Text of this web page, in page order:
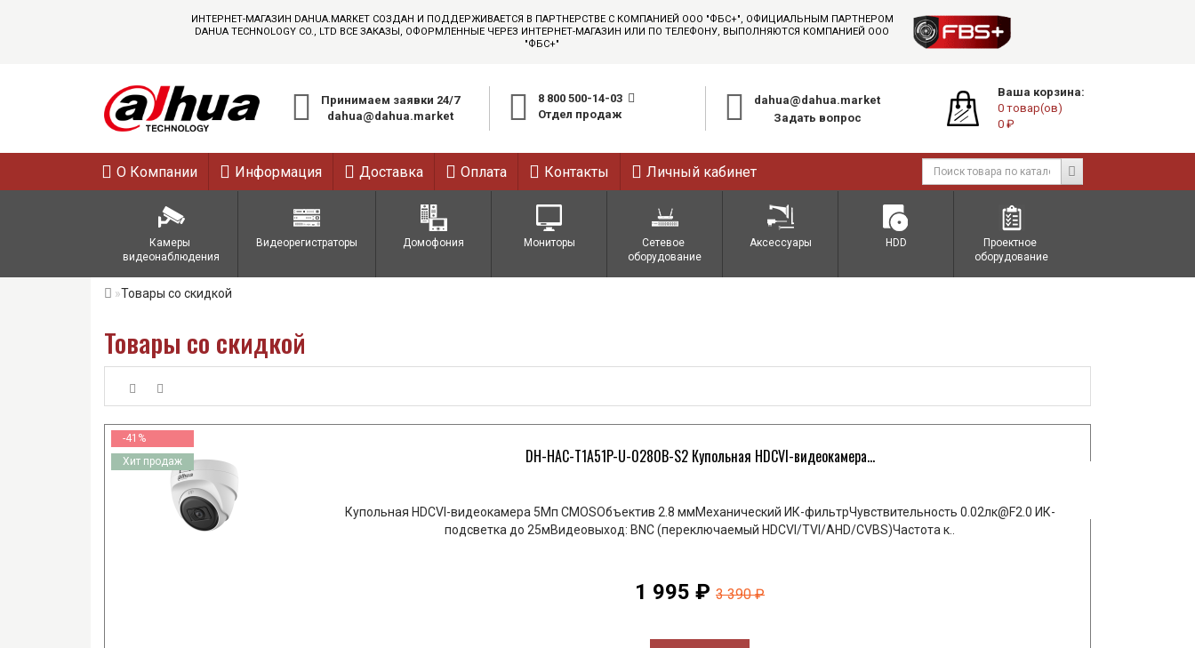
ИНТЕРНЕТ-МАГАЗИН DAHUA.MARKET СОЗДАН И ПОДДЕРЖИВАЕТСЯ В ПАРТНЕРСТВЕ С КОМПАНИЕЙ ООО "ФБС+", ОФИЦИАЛЬНЫМ ПАРТНЕРОМ
DAHUA TECHNOLOGY CO., LTD ВСЕ ЗАКАЗЫ, ОФОРМЛЕННЫЕ ЧЕРЕЗ ИНТЕРНЕТ-МАГАЗИН ИЛИ ПО ТЕЛЕФОНУ, ВЫПОЛНЯЮТСЯ КОМПАНИЕЙ ООО
"ФБС+"
Принимаем заявки 24/7
dahua@dahua.market
8 800 500-14-03
Отдел продаж
dahua@dahua.market
Задать вопрос
Ваша корзина:
0 товар(ов)
0 ₽
О Компании Информация Доставка Оплата Контакты Личный кабинет
Камеры
видеонаблюдения
Видеорегистраторы Домофония Мониторы
Сетевое
оборудование
Аксессуары HDD
Проектное
оборудование
Товары со скидкой
Товары со скидкой
-41%
Хит продаж
DH-HAC-T1A51P-U-0280B-S2 Купольная HDCVI-видеокамера...
Купольная HDCVI-видеокамера 5Мп CMOSОбъектив 2.8 ммМеханический ИК-фильтрЧувствительность 0.02лк@F2.0 ИК-
подсветка до 25мВидеовыход: BNC (переключаемый HDCVI/TVI/AHD/CVBS)Частота к..
1 995 ₽ 3 390 ₽